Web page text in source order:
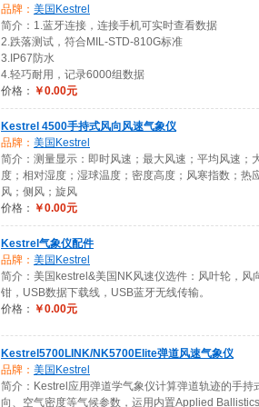
品牌： 美国Kestrel
简介：1.蓝牙连接，连接手机可实时查看数据
2.跌落测试，符合MIL-STD-810G标准
3.IP67防水
4.轻巧耐用，记录6000组数据
价格： ￥0.00元
Kestrel 4500手持式风向风速气象仪
品牌： 美国Kestrel
简介：测量显示：即时风速；最大风速；平均风速；
度；相对湿度；湿球温度；密度高度；风寒指数；热
风；侧风；旋风
价格： ￥0.00元
Kestrel气象仪配件
品牌： 美国Kestrel
简介：美国kestrel&美国NK风速仪选件：风叶轮，风
钳，USB数据下载线，USB蓝牙无线传输。
价格： ￥0.00元
Kestrel5700LINK/NK5700Elite弹道风速气象仪
品牌： 美国Kestrel
简介：Kestrel应用弹道学气象仪计算弹道轨迹的手持
向、空气密度等气候参数，运用内置Applied